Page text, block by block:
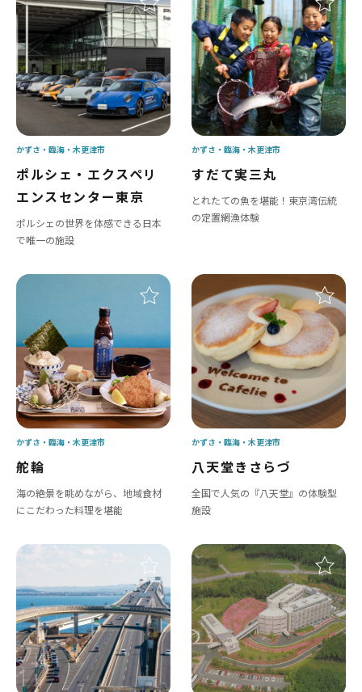
ポルシェ・エクスペリ
エンスセンター東京
ポルシェの世界を体感できる日本
で唯一の施設
かずさ・臨海 木更津市
すだて実三丸
とれたての魚を堪能！東京湾伝統
の定置網漁体験
かずさ・臨海 木更津市
舵輪
海の絶景を眺めながら、地域食材
にこだわった料理を堪能
かずさ・臨海 木更津市
八天堂きさらづ
全国で人気の『八天堂』の体験型
施設
かずさ・臨海 木更津市